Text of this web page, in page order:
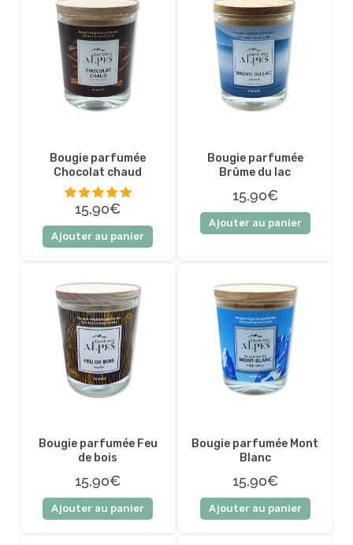
Bougie parfumée
Chocolat chaud
5 sur 5
15,90€
Ajouter au panier
Bougie parfumée
Brûme du lac
15,90€
Ajouter au panier
Bougie parfumée Feu
de bois
15,90€
Ajouter au panier
Bougie parfumée Mont
Blanc
15,90€
Ajouter au panier